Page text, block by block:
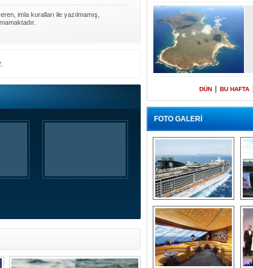
imla kuralları ile yazılmamış,
DÜN BU HAFTA
FOTO GALERİ
“Gemi içinde gemi”
konsepti ile MSC
Splendida